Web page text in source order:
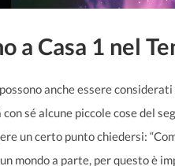
a Casa 1 nel
anche essere
sé alcune piccole cose del
un certo punto chiedersi:
mondo a parte, per questo è